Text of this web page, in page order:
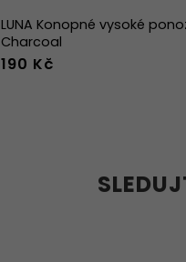
LUNA Konopné vysoké
Charcoal
190 Kč